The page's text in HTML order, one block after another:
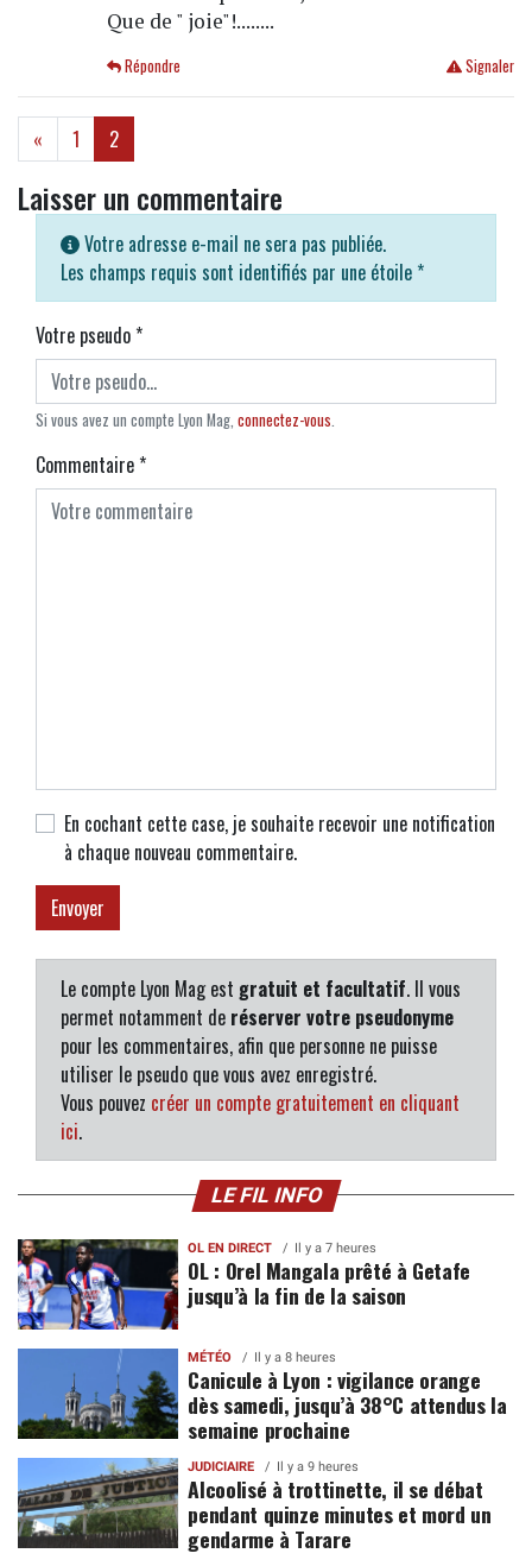
Que de " joie"!........
Signaler
Répondre
« 1 2(current)
Laisser un commentaire
Votre adresse e-mail ne sera pas publiée.
Les champs requis sont identifiés par une étoile *
Votre pseudo*
Si vous avez un compte Lyon Mag, connectez-vous
Commentaire*
En cochant cette case, je souhaite recevoir une notification
à chaque nouveau commentaire.
Le compte Lyon Mag est gratuit et facultatif. Il vous
permet notamment de réserver votre pseudonyme
pour les commentaires, afin que personne ne puisse
utiliser le pseudo que vous avez enregistré.
Vous pouvez créer un compte gratuitement en cliquant
ici.
LE FIL INFO
OL EN DIRECT Il y a 7 heures
OL : Orel Mangala prêté à Getafe
jusqu’à la fin de la saison
MÉTÉO Il y a 8 heures
Canicule à Lyon : vigilance orange
dès samedi, jusqu’à 38°C attendus la
semaine prochaine
JUDICIAIRE Il y a 9 heures
Alcoolisé à trottinette, il se débat
pendant quinze minutes et mord un
gendarme à Tarare